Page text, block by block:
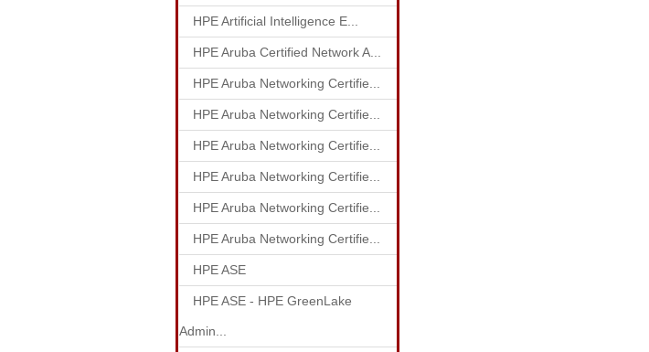
HPE Artificial Intelligence E...
HPE Aruba Certified Network A...
HPE Aruba Networking Certifie...
HPE Aruba Networking Certifie...
HPE Aruba Networking Certifie...
HPE Aruba Networking Certifie...
HPE Aruba Networking Certifie...
HPE Aruba Networking Certifie...
HPE ASE
HPE ASE - HPE GreenLake
Admin...